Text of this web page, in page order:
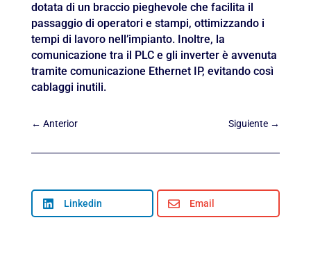
dotata di un braccio pieghevole che facilita il
passaggio di operatori e stampi, ottimizzando i
tempi di lavoro nell’impianto. Inoltre, la
comunicazione tra il PLC e gli inverter è avvenuta
tramite comunicazione Ethernet IP, evitando così
cablaggi inutili.
← Anterior Siguiente →
 Linkedin  Email